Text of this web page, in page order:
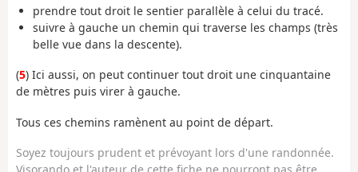
prendre tout droit le sentier parallèle à celui du tracé.
suivre à gauche un chemin qui traverse les champs (très
belle vue dans la descente).
(5) Ici aussi, on peut continuer tout droit une cinquantaine
de mètres puis virer à gauche.
Tous ces chemins ramènent au point de départ.
Soyez toujours prudent et prévoyant lors d'une randonnée.